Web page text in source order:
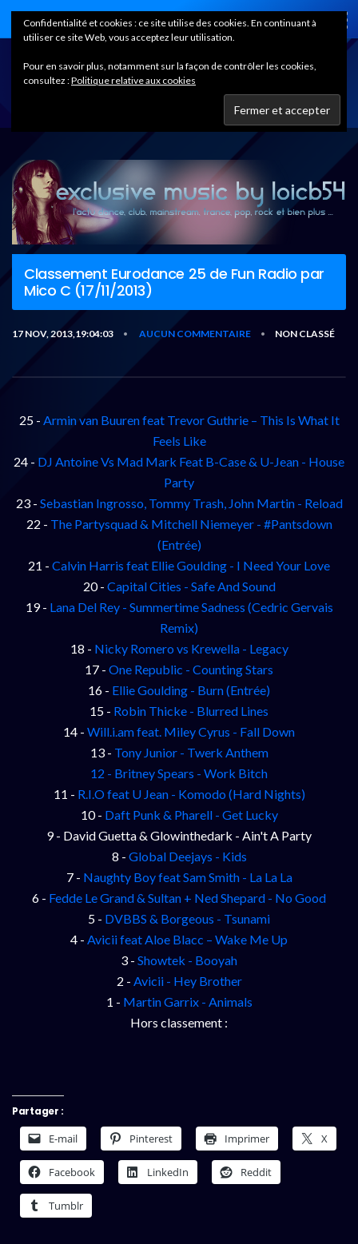
Home
Classement Eurodance 25 de Fun Radio par
Mico C (17/11/2013)
17 NOV, 2013,19:04:03 • AUCUN COMMENTAIRE • NON CLASSÉ
25 - Armin van Buuren feat Trevor Guthrie – This Is What It
Feels Like
24 - DJ Antoine Vs Mad Mark Feat B-Case & U-Jean - House
Party
23 - Sebastian Ingrosso, Tommy Trash, John Martin - Reload
22 - The Partysquad & Mitchell Niemeyer - #Pantsdown
(Entrée)
21 - Calvin Harris feat Ellie Goulding - I Need Your Love
20 - Capital Cities - Safe And Sound
19 - Lana Del Rey - Summertime Sadness (Cedric Gervais
Remix)
18 - Nicky Romero vs Krewella - Legacy
17 - One Republic - Counting Stars
16 - Ellie Goulding - Burn (Entrée)
15 - Robin Thicke - Blurred Lines
14 - Will.i.am feat. Miley Cyrus - Fall Down
13 - Tony Junior - Twerk Anthem
12 - Britney Spears - Work Bitch
11 - R.I.O feat U Jean - Komodo (Hard Nights)
10 - Daft Punk & Pharell - Get Lucky
9 - David Guetta & Glowinthedark - Ain't A Party
8 - Global Deejays - Kids
7 - Naughty Boy feat Sam Smith - La La La
6 - Fedde Le Grand & Sultan + Ned Shepard - No Good
5 - DVBBS & Borgeous - Tsunami
4 - Avicii feat Aloe Blacc – Wake Me Up
3 - Showtek - Booyah
2 - Avicii - Hey Brother
1 - Martin Garrix - Animals
Hors classement :
Partager :
E-mail Pinterest Imprimer X
Facebook LinkedIn Reddit
Tumblr
Confidentialité et cookies : ce site utilise des cookies. En continuant à
utiliser ce site Web, vous acceptez leur utilisation.
Pour en savoir plus, notamment sur la façon de contrôler les cookies,
consultez :Politique relative aux cookies